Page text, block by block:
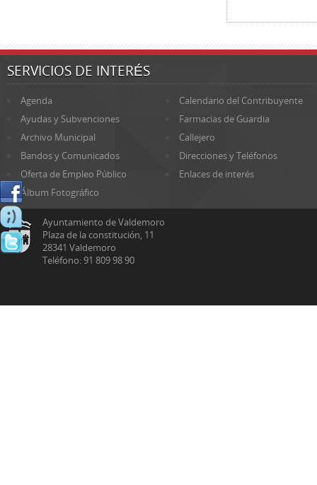
SERVICIOS DE INTERÉS
Agenda
Calendario del Contribuyente
Ayudas y Subvenciones
Farmacias de Guardia
Archivo Municipal
Callejero
Bandos y Comunicados
Direcciones y Teléfonos
Oferta de Empleo Público
Enlaces de interés
Álbum Fotográfico
Ayuntamiento de Valdemoro
Plaza de la constitución, 11
28341 Valdemoro
Teléfono: 91 809 98 90